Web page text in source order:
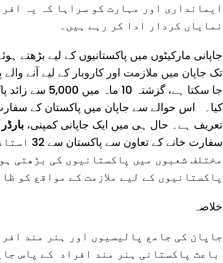
ایمانداری اور مہارت کو سراہا کہ یہ
نمایاں کردار ادا کر رہے ہیں۔
تک جاپان میں ملازمت اور کاروبار کے لیے آنے
جا سکتا ہے
، گزشتہ 10 ماہ
کیا۔ اس حوالے سے جاپان میں پاکستان کے
تعریف ہے۔ حال ہی میں ایک جاپانی کمپنی،
سفارت
مختلف شعبوں میں پاکستانیوں کی بڑھتی
پاکستانیوں کے لیے ملازمت کے مواقع کو
خلاصہ
جاپان کی جامع پالیسیوں اور ہنر مند
باعث پاکستانی ہنر مند افراد کے پاس